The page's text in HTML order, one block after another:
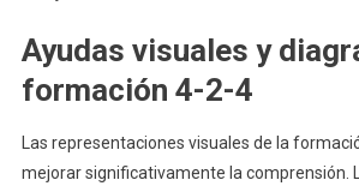
Ayudas visuales y
formación 4-2-4
Las representaciones visuales de la
mejorar significativamente la comprensión.